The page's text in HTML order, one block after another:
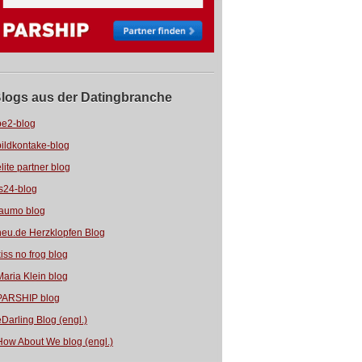
aus der Datingbranche
blog
blog
partner blog
blog
blog
Herzklopfen Blog
no frog blog
Klein blog
blog
Blog (engl.)
About We blog (engl.)